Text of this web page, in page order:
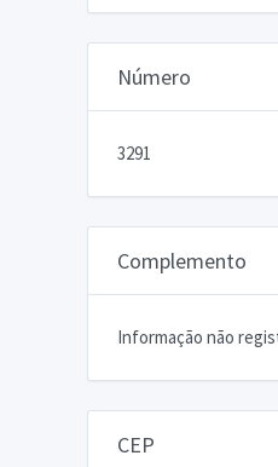
Número
3291
Complemento
Informação não
CEP